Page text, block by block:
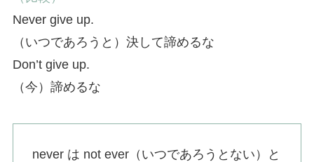
Never give up.
（いつであろうと）決して諦めるな
Don’t give up.
（今）諦めるな
never は not ever（いつであろうとない）と